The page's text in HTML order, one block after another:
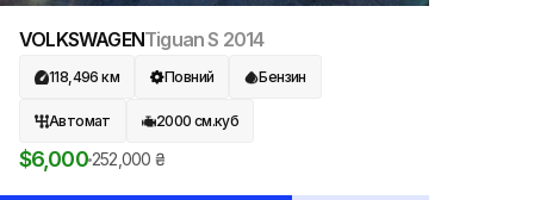
VOLKSWAGENTiguan S 2014
118,496 км Повний Бензин
Автомат 2000 см.куб
$6,000252,000 ₴